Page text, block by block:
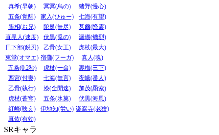
真希(早朝)
冥冥(烏の)
猪野(慢心)
五条(覚醒)
家入(ひゅー)
七海(有望)
脹相(お兄)
陀艮(無尽)
甚爾(降霊)
直毘人(速度)
伏黒(兎の)
漏瑚(熾烈)
日下部(鋭刃)
乙骨(女王)
虎杖(最大)
東堂(オマエ) 宿儺(フーガ)
真人(魂)
五条(0.2秒)
虎杖(一命)
裏梅(三下)
西宮(付喪)
七海(無言)
夜蛾(番人)
乙骨(執行)
漆(全開速)
加茂(羂索)
虎杖(蒼穹)
五条(氷菓)
伏黒(海風)
釘崎(映え)
伊地知(労い) 楽巌寺(老獪)
真依(有効)
SRキャラ